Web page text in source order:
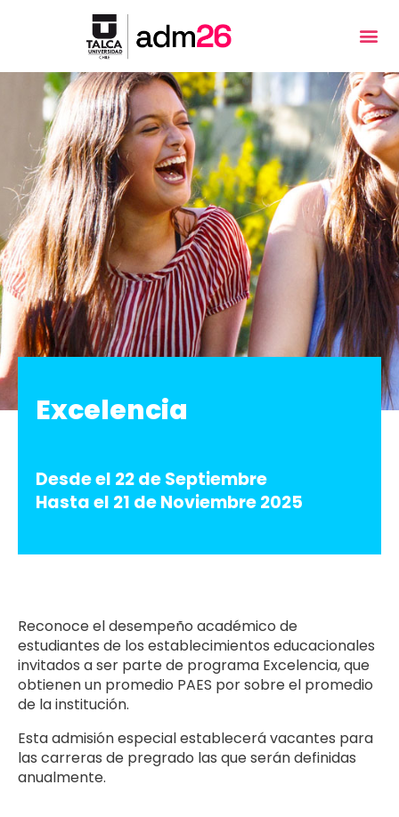
Excelencia
Desde el 22 de Septiembre
Hasta el 21 de Noviembre 2025
Reconoce el desempeño académico de
estudiantes de los establecimientos educacionales
invitados a ser parte de programa Excelencia, que
obtienen un promedio PAES por sobre el promedio
de la institución.
Esta admisión especial establecerá vacantes para
las carreras de pregrado las que serán definidas
anualmente.